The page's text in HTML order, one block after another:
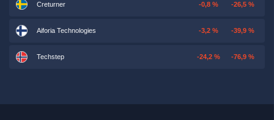
Creturner -0,8 % -26,5 %
Aiforia Technologies -3,2 % -39,9 %
Techstep -24,2 % -76,9 %